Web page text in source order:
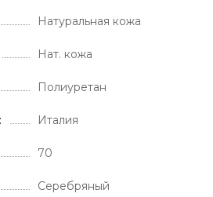
Натуральная кожа
Нат. кожа
Полиуретан
Италия
70
Серебряный